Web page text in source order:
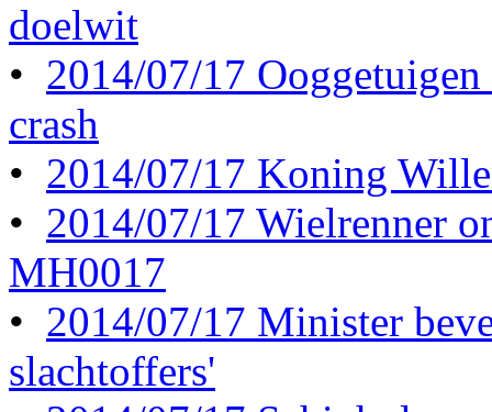
doelwit
• 2014/07/17
crash
• 2014/07/17 Koning
• 2014/07/17 Wielrenner
MH0017
• 2014/07/17 Minister
slachtoffers'